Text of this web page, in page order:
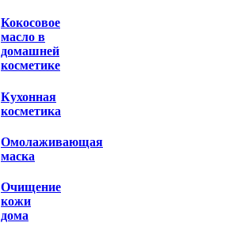
Кокосовое
масло в
домашней
косметике
Кухонная
косметика
Омолаживающая
маска
Очищение
кожи
дома